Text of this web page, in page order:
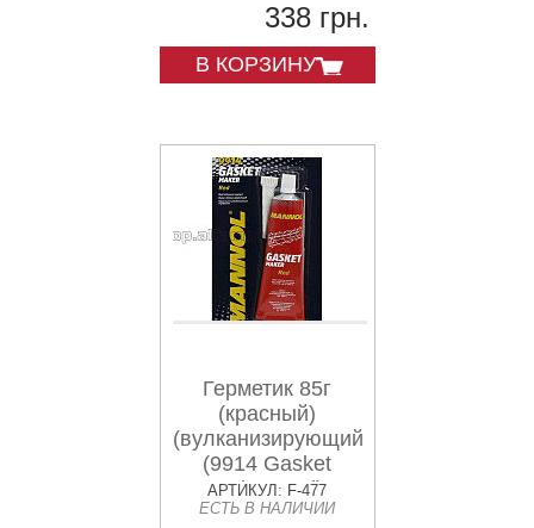
338 грн.
В КОРЗИНУ
Герметик 85г
(красный)
(вулканизирующийся)
(9914 Gasket
Maker Red)
MANNOL
АРТИКУЛ: F-477
ЕСТЬ В НАЛИЧИИ